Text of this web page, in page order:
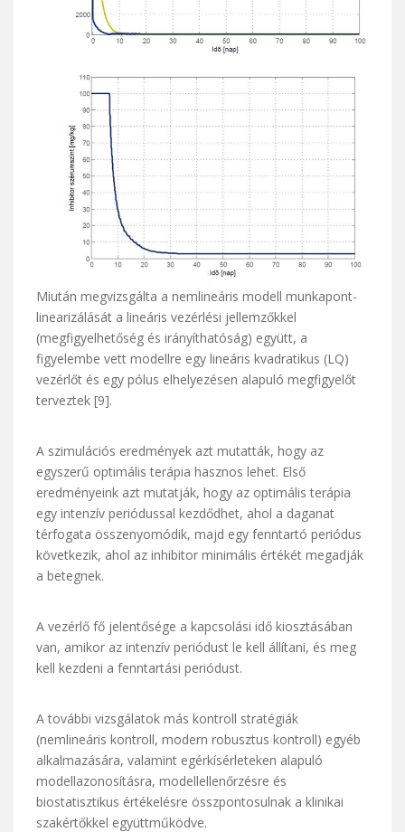
Miután megvizsgálta a nemlineáris modell munkapont-
linearizálását a lineáris vezérlési jellemzőkkel
(megfigyelhetőség és irányíthatóság) együtt, a
figyelembe vett modellre egy lineáris kvadratikus (LQ)
vezérlőt és egy pólus elhelyezésen alapuló megfigyelőt
terveztek [9].
A szimulációs eredmények azt mutatták, hogy az
egyszerű optimális terápia hasznos lehet. Első
eredményeink azt mutatják, hogy az optimális terápia
egy intenzív periódussal kezdődhet, ahol a daganat
térfogata összenyomódik, majd egy fenntartó periódus
következik, ahol az inhibitor minimális értékét megadják
a betegnek.
A vezérlő fő jelentősége a kapcsolási idő kiosztásában
van, amikor az intenzív periódust le kell állítani, és meg
kell kezdeni a fenntartási periódust.
A további vizsgálatok más kontroll stratégiák
(nemlineáris kontroll, modern robusztus kontroll) egyéb
alkalmazására, valamint egérkísérleteken alapuló
modellazonosításra, modellellenőrzésre és
biostatisztikus értékelésre összpontosulnak a klinikai
szakértőkkel együttműködve.